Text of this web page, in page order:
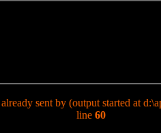
sent by (output started at
line 60